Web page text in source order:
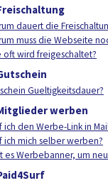
dauert die
muss die Webseite
oft wird freigeschaltet?
Gueltigkeitsdauer?
werben
ich den Werbe-Link in
ich mich selber werben?
es Werbebanner, um